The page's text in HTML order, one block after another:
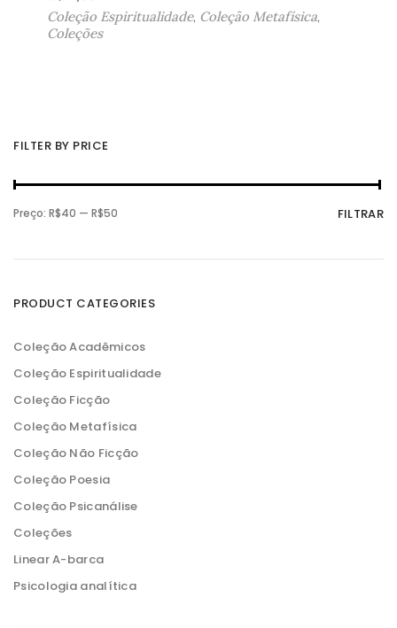
Coleção Espiritualidade, Coleção Metafísica,
Coleções
FILTER BY PRICE
P
r
o
n
i
P
r
o
x
i
FILTRAR
Preço: R$40 — R$50
PRODUCT CATEGORIES
Coleção Acadêmicos
Coleção Espiritualidade
Coleção Ficção
Coleção Metafísica
Coleção Não Ficção
Coleção Poesia
Coleção Psicanálise
Coleções
Linear A-barca
Psicologia analítica